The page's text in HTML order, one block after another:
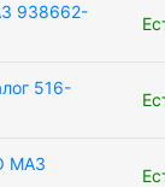
938662-
516-
МАЗ